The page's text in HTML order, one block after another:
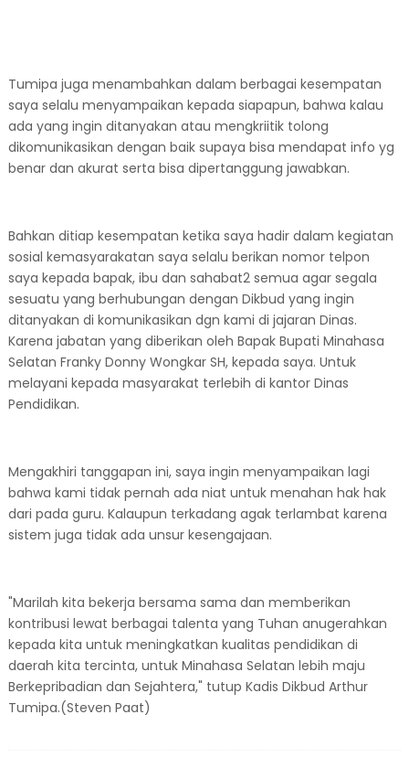
Tumipa juga menambahkan dalam berbagai kesempatan
saya selalu menyampaikan kepada siapapun, bahwa kalau
ada yang ingin ditanyakan atau mengkriitik tolong
dikomunikasikan dengan baik supaya bisa mendapat info yg
benar dan akurat serta bisa dipertanggung jawabkan.
Bahkan ditiap kesempatan ketika saya hadir dalam kegiatan
sosial kemasyarakatan saya selalu berikan nomor telpon
saya kepada bapak, ibu dan sahabat2 semua agar segala
sesuatu yang berhubungan dengan Dikbud yang ingin
ditanyakan di komunikasikan dgn kami di jajaran Dinas.
Karena jabatan yang diberikan oleh Bapak Bupati Minahasa
Selatan Franky Donny Wongkar SH, kepada saya. Untuk
melayani kepada masyarakat terlebih di kantor Dinas
Pendidikan.
Mengakhiri tanggapan ini, saya ingin menyampaikan lagi
bahwa kami tidak pernah ada niat untuk menahan hak hak
dari pada guru. Kalaupun terkadang agak terlambat karena
sistem juga tidak ada unsur kesengajaan.
"Marilah kita bekerja bersama sama dan memberikan
kontribusi lewat berbagai talenta yang Tuhan anugerahkan
kepada kita untuk meningkatkan kualitas pendidikan di
daerah kita tercinta, untuk Minahasa Selatan lebih maju
Berkepribadian dan Sejahtera," tutup Kadis Dikbud Arthur
Tumipa.(Steven Paat)